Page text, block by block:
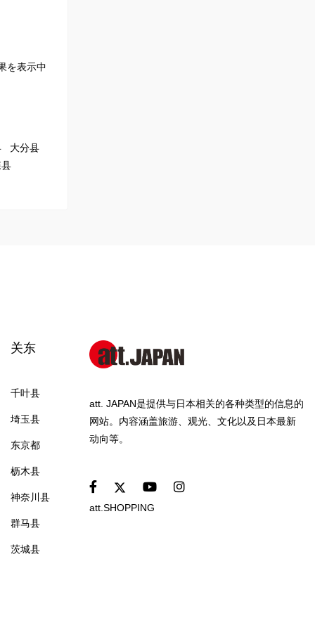
を表示中
大分县
关东
千叶县
埼玉县
东京都
枥木县
神奈川县
群马县
茨城县
att. JAPAN是提供与日本相关的各种类型的信息的
网站。内容涵盖旅游、观光、文化以及日本最新
动向等。
att.SHOPPING